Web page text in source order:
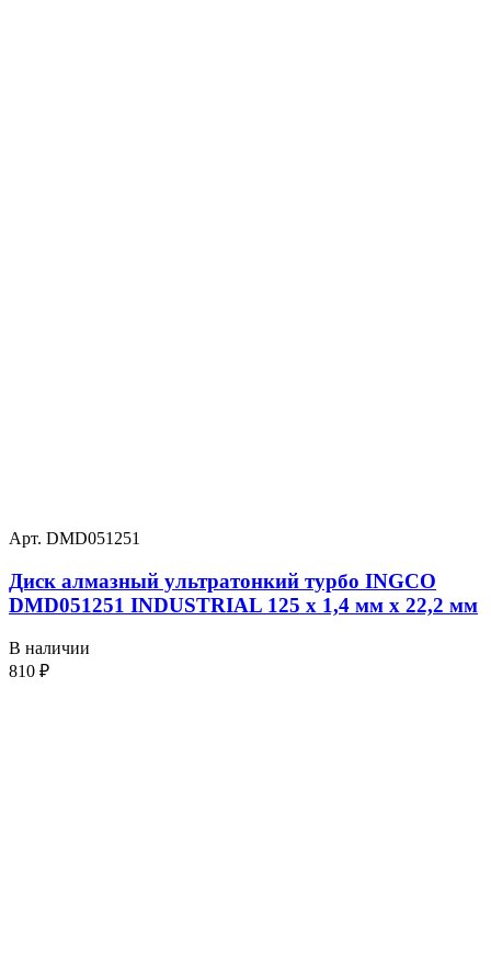
Арт. DMD051251
Диск алмазный ультратонкий турбо INGCO
DMD051251 INDUSTRIAL 125 х 1,4 мм x 22,2 мм
В наличии
810 ₽